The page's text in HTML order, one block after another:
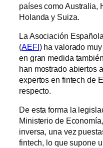
países como Australia,
Holanda y Suiza.
La Asociación
(AEFI) ha valorado
en gran medida
han mostrado abiertos
expertos en fintech de
respecto.
De esta forma la
Ministerio de
inversa, una vez
fintech, lo que supone